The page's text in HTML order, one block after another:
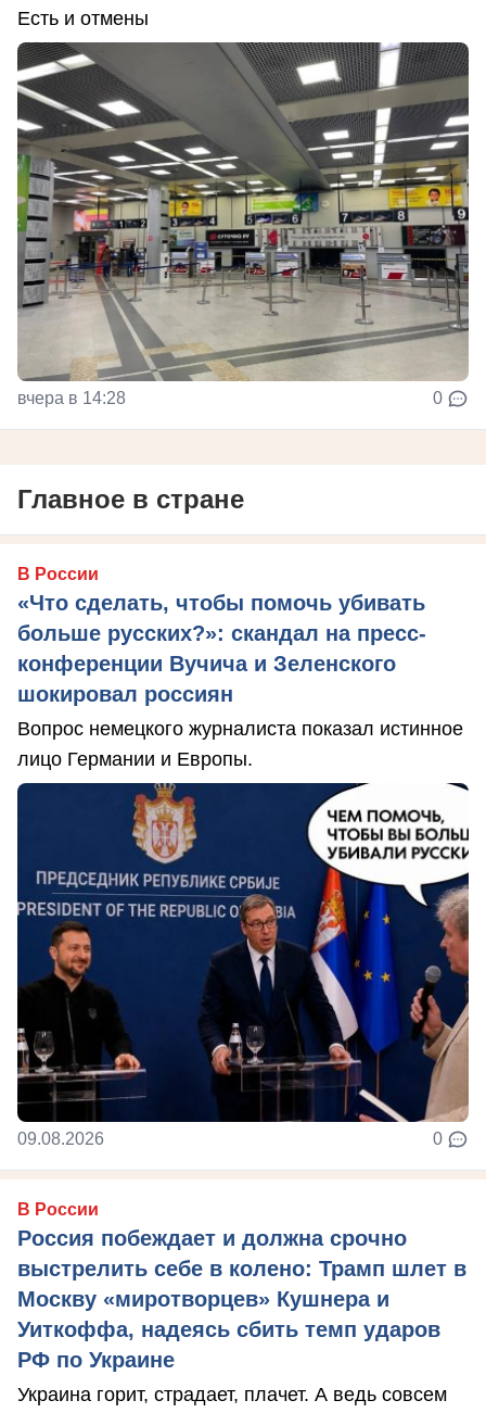
Есть и отмены
вчера в 14:28 0
Главное в стране
В России
«Что сделать, чтобы помочь убивать
больше русских?»: скандал на пресс-
конференции Вучича и Зеленского
шокировал россиян
Вопрос немецкого журналиста показал истинное
лицо Германии и Европы.
09.08.2026 0
В России
Россия побеждает и должна срочно
выстрелить себе в колено: Трамп шлет в
Москву «миротворцев» Кушнера и
Уиткоффа, надеясь сбить темп ударов
РФ по Украине
Украина горит, страдает, плачет. А ведь совсем